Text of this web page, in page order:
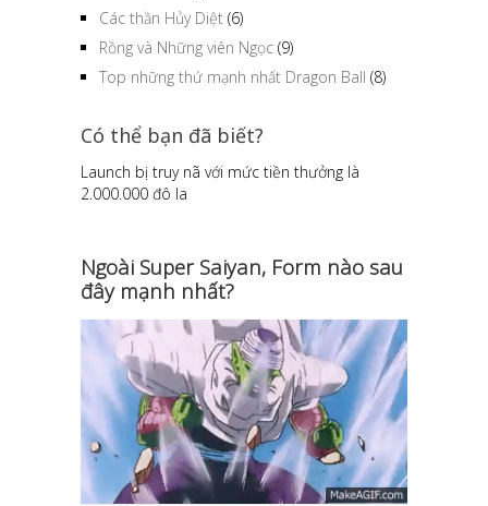
Các thần Hủy Diệt (6)
Rồng và Những viên Ngọc (9)
Top những thứ mạnh nhất Dragon Ball (8)
Có thể bạn đã biết?
Launch bị truy nã với mức tiền thưởng là
2.000.000 đô la
Ngoài Super Saiyan, Form nào sau
đây mạnh nhất?